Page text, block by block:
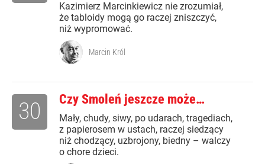
Kazimierz Marcinkiewicz nie zrozumiał,
że tabloidy mogą go raczej zniszczyć,
niż wypromować.
Marcin Król
Czy Smoleń jeszcze może…
Mały, chudy, siwy, po udarach, tragediach,
z papierosem w ustach, raczej siedzący
niż chodzący, uzbrojony, biedny – walczy
o chore dzieci.
30